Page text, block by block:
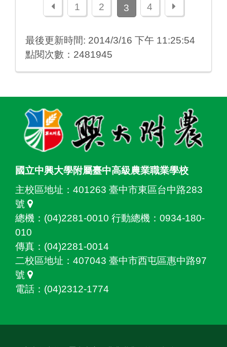
上一頁1 2 3 4 下一頁
最後更新時間: 2014/3/16 下午 11:25:54
點閱次數：2481945
國立中興大學附屬臺中高級農業職業學校
主校區地址： 401263 臺中市東區台中路283
號
總機：(04)2281-0010 行動總機：0934-180-
010
傳真：(04)2281-0014
二校區地址： 407043 臺中市西屯區惠中路97
號
電話：(04)2312-1774